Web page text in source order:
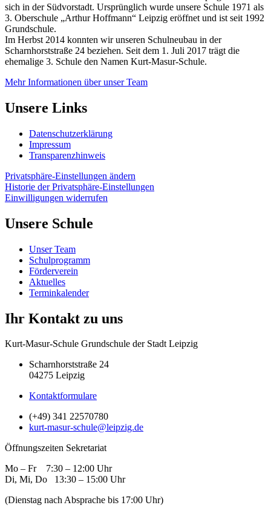
sich in der Südvorstadt. Ursprünglich wurde unsere Schule 1971 als
3. Oberschule „Arthur Hoffmann“ Leipzig eröffnet und ist seit 1992
Grundschule.
Im Herbst 2014 konnten wir unseren Schulneubau in der
Scharnhorststraße 24 beziehen. Seit dem 1. Juli 2017 trägt die
ehemalige 3. Schule den Namen Kurt-Masur-Schule.
Mehr Informationen über unser Team
Unsere Links
Datenschutzerklärung
Impressum
Transparenzhinweis
Privatsphäre-Einstellungen ändern
Historie der Privatsphäre-Einstellungen
Einwilligungen widerrufen
Unsere Schule
Unser Team
Schulprogramm
Förderverein
Aktuelles
Terminkalender
Ihr Kontakt zu uns
Kurt-Masur-Schule Grundschule der Stadt Leipzig
Scharnhorststraße 24
04275 Leipzig
Kontaktformulare
(+49) 341 22570780
kurt-masur-schule@leipzig.de
Öffnungszeiten Sekretariat
Mo – Fr 7:30 – 12:00 Uhr
Di, Mi, Do 13:30 – 15:00 Uhr
(Dienstag nach Absprache bis 17:00 Uhr)